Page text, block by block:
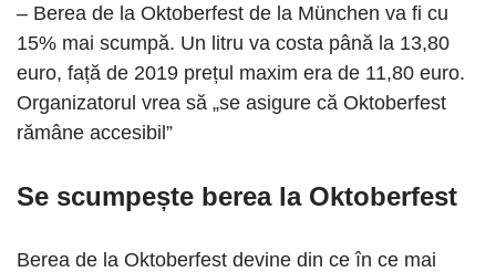
– Berea de la Oktoberfest de la München va fi cu
15% mai scumpă. Un litru va costa până la 13,80
euro, față de 2019 prețul maxim era de 11,80 euro.
Organizatorul vrea să „se asigure că Oktoberfest
rămâne accesibil”
Se scumpește berea la Oktoberfest
Berea de la Oktoberfest devine din ce în ce mai